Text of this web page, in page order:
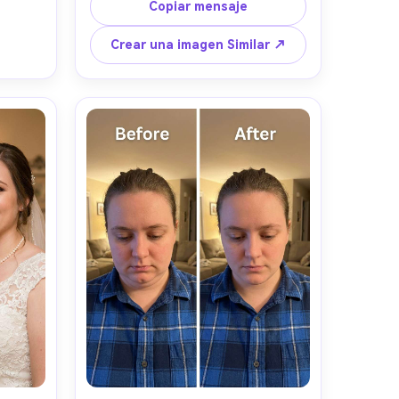
y expresión, el mismo tono de piel y
el mismo atuendo; Preservar el estilo
de iluminación original respetando la
dirección de la sombra y
preservando los detalles del fondo-
-ar 4:5
Copiar mensaje
Crear una imagen Similar ↗